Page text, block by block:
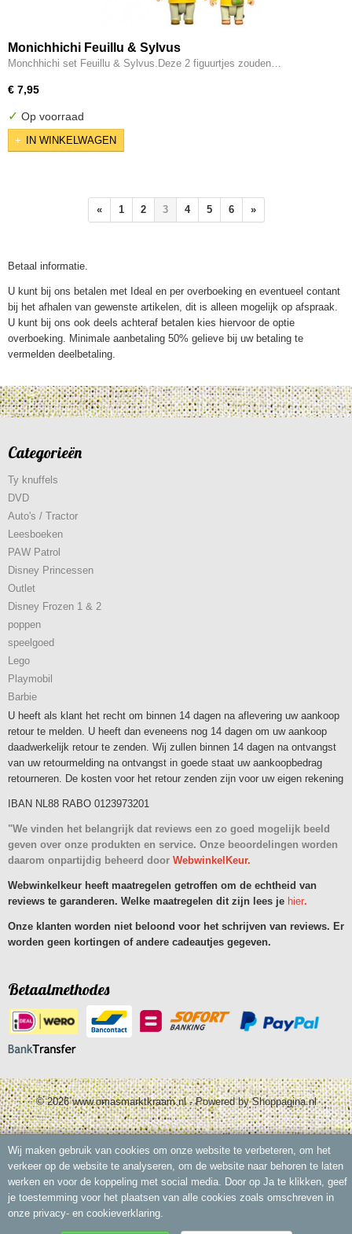
Monichhichi Feuillu & Sylvus
Monchhichi set Feuillu & Sylvus.Deze 2 figuurtjes zouden…
€ 7,95
✓ Op voorraad
IN WINKELWAGEN
« 1 2 3 4 5 6 »
Betaal informatie.
U kunt bij ons betalen met Ideal en per overboeking en eventueel contant
bij het afhalen van gewenste artikelen, dit is alleen mogelijk op afspraak.
U kunt bij ons ook deels achteraf betalen kies hiervoor de optie
overboeking. Minimale aanbetaling 50% gelieve bij uw betaling te
vermelden deelbetaling.
Categorieën
Ty knuffels
DVD
Auto's / Tractor
Leesboeken
PAW Patrol
Disney Princessen
Outlet
Disney Frozen 1 & 2
poppen
speelgoed
Lego
Playmobil
Barbie
U heeft als klant het recht om binnen 14 dagen na aflevering uw aankoop
retour te melden. U heeft dan eveneens nog 14 dagen om uw aankoop
daadwerkelijk retour te zenden. Wij zullen binnen 14 dagen na ontvangst
van uw retourmelding na ontvangst in goede staat uw aankoopbedrag
retourneren. De kosten voor het retour zenden zijn voor uw eigen rekening
IBAN NL88 RABO 0123973201
"We vinden het belangrijk dat reviews een zo goed mogelijk beeld
geven over onze produkten en service. Onze beoordelingen worden
daarom onpartijdig beheerd door WebwinkelKeur.
Webwinkelkeur heeft maatregelen getroffen om de echtheid van
reviews te garanderen. Welke maatregelen dit zijn lees je hier.
Onze klanten worden niet beloond voor het schrijven van reviews. Er
worden geen kortingen of andere cadeautjes gegeven.
Betaalmethodes
© 2026 www.omasmarktkraam.nl - Powered by Shoppagina.nl
Wij maken gebruik van cookies om onze website te verbeteren, om het
verkeer op de website te analyseren, om de website naar behoren te laten
werken en voor de koppeling met social media. Door op Ja te klikken, geef
je toestemming voor het plaatsen van alle cookies zoals omschreven in
onze privacy- en cookieverklaring.